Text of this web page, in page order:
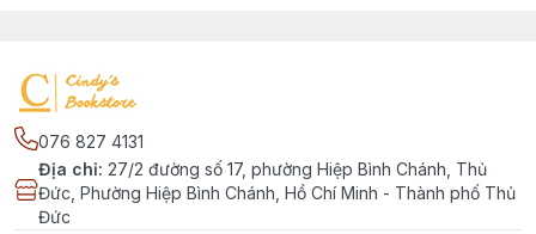
076 827 4131
Địa chỉ: 27/2 đường số 17, phường Hiệp Bình Chánh, Thủ
Đức, Phường Hiệp Bình Chánh, Hồ Chí Minh - Thành phố Thủ
Đức